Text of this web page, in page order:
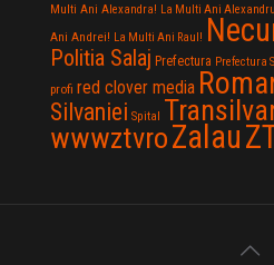
Multi Ani Alexandra! La Multi Ani
Ani Andrei! La Multi Ani Raul!
Politia Salaj Prefectura Prefectura
profi red clover media
Silvaniei Spital
wwwztvroZalau